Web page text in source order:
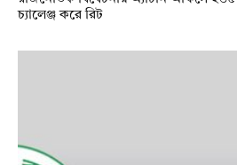
চ্যালেঞ্জ করে রিট